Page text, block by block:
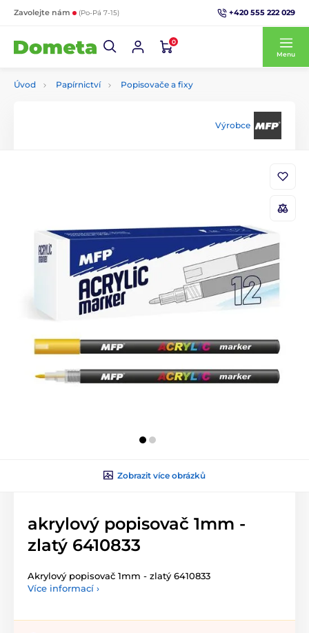
Zavolejte nám (Po-Pá 7-15) +420 555 222 029
0
Menu
Úvod Papírnictví Popisovače a fixy
Výrobce
Zobrazit více obrázků
akrylový popisovač 1mm -
zlatý 6410833
Akrylový popisovač 1mm - zlatý 6410833
Více informací ›